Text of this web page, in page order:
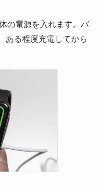
の電源を入れます。バ
ある程度充電してから